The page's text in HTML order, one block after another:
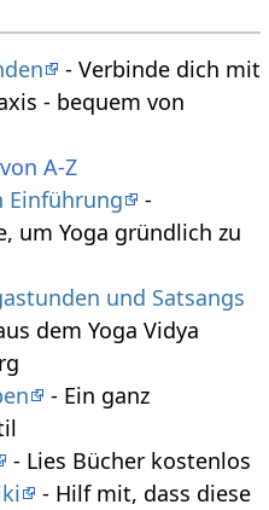
- Verbinde dich mit
- bequem von
A-Z
Einführung
-
um Yoga gründlich zu
und Satsangs
dem Yoga Vidya
- Ein ganz
- Lies Bücher kostenlos
- Hilf mit, dass diese